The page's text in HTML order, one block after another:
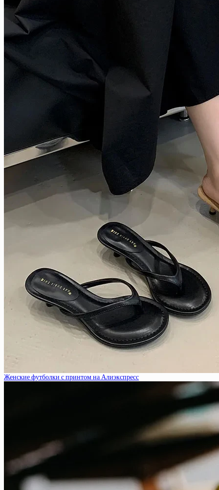
Женские футболки с принтом на Алиэкспресс